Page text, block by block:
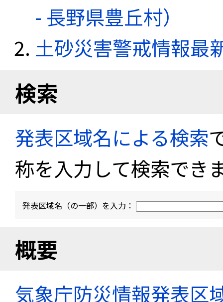
- 長野県豊丘村）
土砂災害警戒情報最
検索
発表区域名による検索
称を入力して検索でき
発表区域名（の一部）を入力：
概要
気象庁防災情報発表区